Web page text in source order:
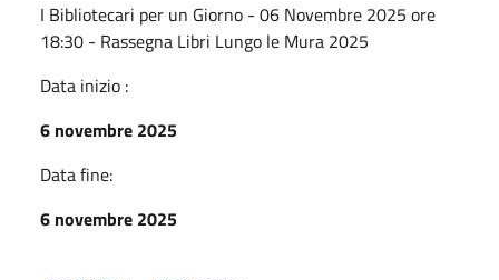
I Bibliotecari per un Giorno - 06 Novembre 2025 ore
18:30 - Rassegna Libri Lungo le Mura 2025
Data inizio :
6 novembre 2025
Data fine:
6 novembre 2025